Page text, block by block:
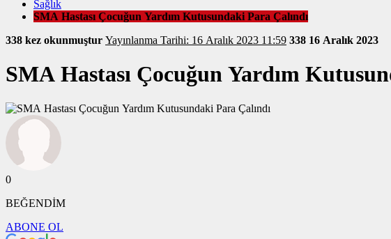
Sağlık
SMA Hastası Çocuğun Yardım Kutusundaki Para Çalındı
338 kez okunmuştur
Yayınlanma Tarihi: 16 Aralık 2023 11:59 338 16 Aralık 2023
SMA Hastası Çocuğun Yardım
0
BEĞENDİM
ABONE OL